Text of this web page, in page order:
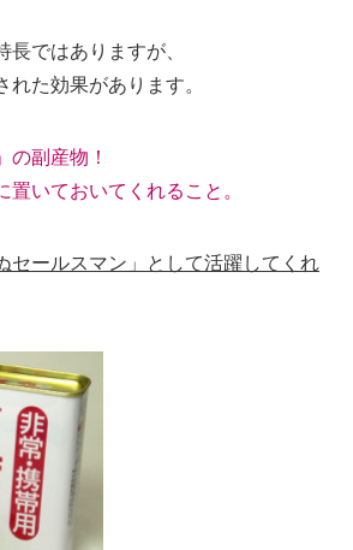
ではありますが、
た効果があります。
の副産物！
いておいてくれること。
セールスマン」として活躍してくれ